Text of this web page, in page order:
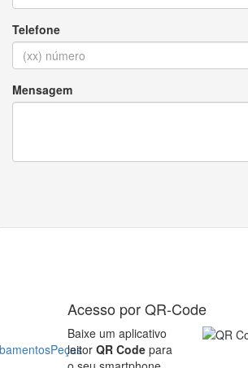
Telefone
Mensagem
Peças
Acesso por QR-Code
Baixe um aplicativo
leitor QR Code para